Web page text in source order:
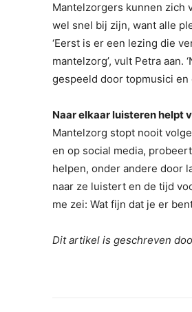
Mantelzorgers kunnen zich
wel snel bij zijn, want alle
‘Eerst is er een lezing die
mantelzorg’, vult Petra
gespeeld door topmusici en
Naar elkaar luisteren helpt
Mantelzorg stopt nooit
en op social media,
helpen, onder andere door
naar ze luistert en de tijd
me zei: Wat fijn dat je er
Dit artikel is geschreven